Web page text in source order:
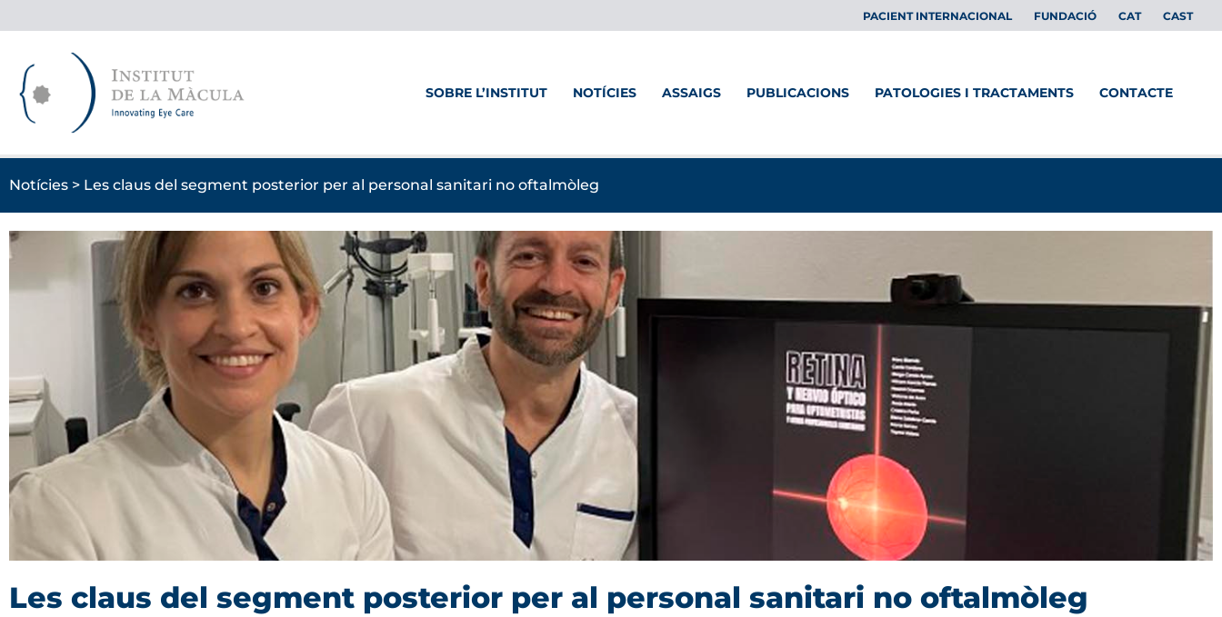
contingut
PACIENT INTERNACIONAL FUNDACIÓ CAT CAST
SOBRE L’INSTITUT NOTÍCIES ASSAIGS PUBLICACIONS PATOLOGIES I TRACTAMENTS CONTACTE
Notícies > Les claus del segment posterior per al personal sanitari no oftalmòleg
Les claus del segment posterior per al personal sanitari no oftalmòleg